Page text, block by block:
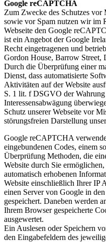
Google reCAPTCHA
Zum Zwecke des Schutzes vor
sowie vor Spam nutzen wir im
Webseite den Google
ist ein Angebot der Google
Recht eingetragenen und
Gordon House, Barrow Street,
Durch die Überprüfung einer
Dienst, dass automatisierte
Aktivitäten auf der Website
S. 1 lit. f DSGVO der Wahrung
Interessensabwägung
Schutz unserer Webseite vor
störungsfreien Darstellung
Google reCAPTCHA
eingebundenen Codes, einem
Überprüfung Methoden, die
Website durch Sie
automatisch erhobenen
Website einschließlich Ihrer IP
einen Server von Google in
gespeichert. Daneben werden
Ihrem Browser gespeicherte
ausgewertet.
Ein Auslesen oder Speichern
den Eingabefeldern des